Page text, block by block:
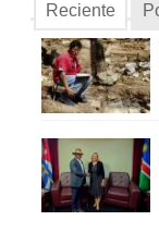
Reciente